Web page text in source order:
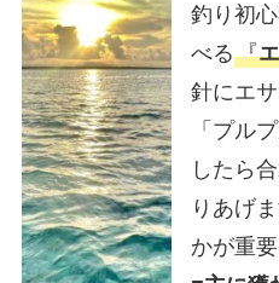
釣り初
べる『
針にエ
「プル
したら
りあげ
かが重